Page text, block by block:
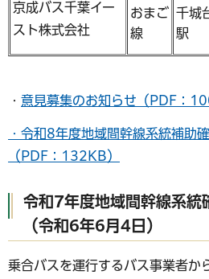
京成バス千葉イー
スト株式会社
おまご
線
千城
駅
・ 意見募集のお知らせ（PDF：
・ 令和8年度地域間幹線系統補助
（PDF：132KB）
令和7年度地域間幹線系統
（令和6年6月4日）
乗合バスを運行するバス事業者か